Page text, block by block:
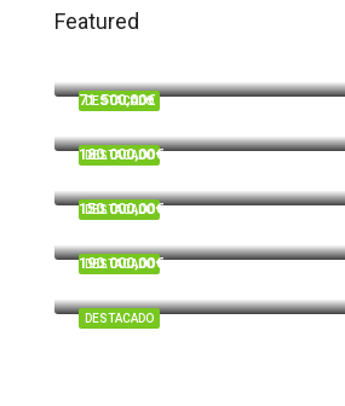
Featured
DESTACADO
DESTACADO
71.500,00€
DESTACADO
180.000,00€
DESTACADO
150.000,00€
DESTACADO
190.000,00€